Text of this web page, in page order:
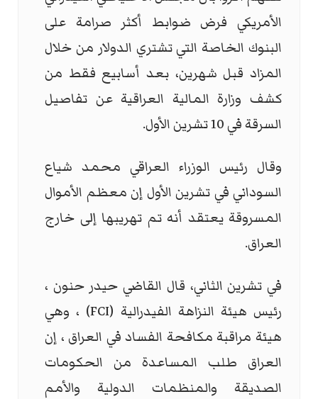
الأمريكي فرض ضوابط أكثر صرامة على
البنوك الخاصة التي تشتري الدولار من خلال
المزاد قبل شهرين، بعد أسابيع فقط من
كشف وزارة المالية العراقية عن تفاصيل
السرقة في 10 تشرين الأول.
وقال رئيس الوزراء العراقي محمد شياع
السوداني في تشرين الأول إن معظم الأموال
المسروقة يعتقد أنه تم تهريبها إلى خارج
العراق.
في تشرين الثاني، قال القاضي حيدر حنون ،
رئيس هيئة النزاهة الفيدرالية (FCI) ، وهي
هيئة مراقبة مكافحة الفساد في العراق ، إن
العراق طلب المساعدة من الحكومات
الصديقة والمنظمات الدولية والأمم